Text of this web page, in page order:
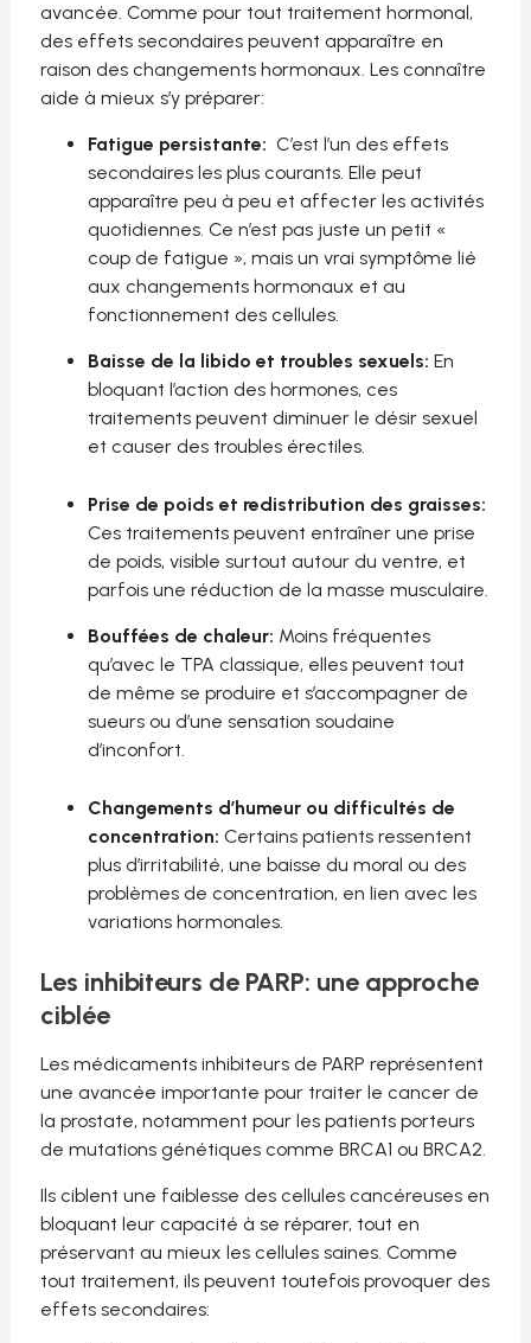
avancée. Comme pour tout traitement hormonal,
des effets secondaires peuvent apparaître en
raison des changements hormonaux. Les connaître
aide à mieux s’y préparer:
Fatigue persistante: C’est l’un des effets
secondaires les plus courants. Elle peut
apparaître peu à peu et affecter les activités
quotidiennes. Ce n’est pas juste un petit «
coup de fatigue », mais un vrai symptôme lié
aux changements hormonaux et au
fonctionnement des cellules.
Baisse de la libido et troubles sexuels: En
bloquant l’action des hormones, ces
traitements peuvent diminuer le désir sexuel
et causer des troubles érectiles.
Prise de poids et redistribution des graisses:
Ces traitements peuvent entraîner une prise
de poids, visible surtout autour du ventre, et
parfois une réduction de la masse musculaire.
Bouffées de chaleur: Moins fréquentes
qu’avec le TPA classique, elles peuvent tout
de même se produire et s’accompagner de
sueurs ou d’une sensation soudaine
d’inconfort.
Changements d’humeur ou difficultés de
concentration: Certains patients ressentent
plus d’irritabilité, une baisse du moral ou des
problèmes de concentration, en lien avec les
variations hormonales.
Les inhibiteurs de PARP: une approche
ciblée
Les médicaments inhibiteurs de PARP représentent
une avancée importante pour traiter le cancer de
la prostate, notamment pour les patients porteurs
de mutations génétiques comme BRCA1 ou BRCA2.
Ils ciblent une faiblesse des cellules cancéreuses en
bloquant leur capacité à se réparer, tout en
préservant au mieux les cellules saines. Comme
tout traitement, ils peuvent toutefois provoquer des
effets secondaires: